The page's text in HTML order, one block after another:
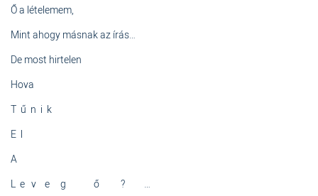
Ő a lételemem,
Mint ahogy másnak az írás…
De most hirtelen
Hova
T ű n i k
E l
A
L e v e g ő ? …